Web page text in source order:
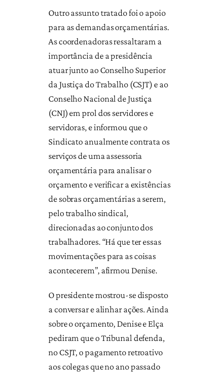
Outro assunto tratado foi o apoio
para as demandas orçamentárias.
As coordenadoras ressaltaram a
importância de a presidência
atuar junto ao Conselho Superior
da Justiça do Trabalho (CSJT) e ao
Conselho Nacional de Justiça
(CNJ) em prol dos servidores e
servidoras, e informou que o
Sindicato anualmente contrata os
serviços de uma assessoria
orçamentária para analisar o
orçamento e verificar a existências
de sobras orçamentárias a serem,
pelo trabalho sindical,
direcionadas ao conjunto dos
trabalhadores. “Há que ter essas
movimentações para as coisas
acontecerem”, afirmou Denise.
O presidente mostrou-se disposto
a conversar e alinhar ações. Ainda
sobre o orçamento, Denise e Elça
pediram que o Tribunal defenda,
no CSJT, o pagamento retroativo
aos colegas que no ano passado